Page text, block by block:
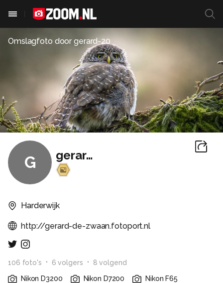
Omslagfoto doorgerard-20
G gerard-20
Harderwijk
http://gerard-de-zwaan.fotoport.nl
106 foto's 6 volgers 8 volgend
Nikon D3200
Nikon D7200
Nikon F65